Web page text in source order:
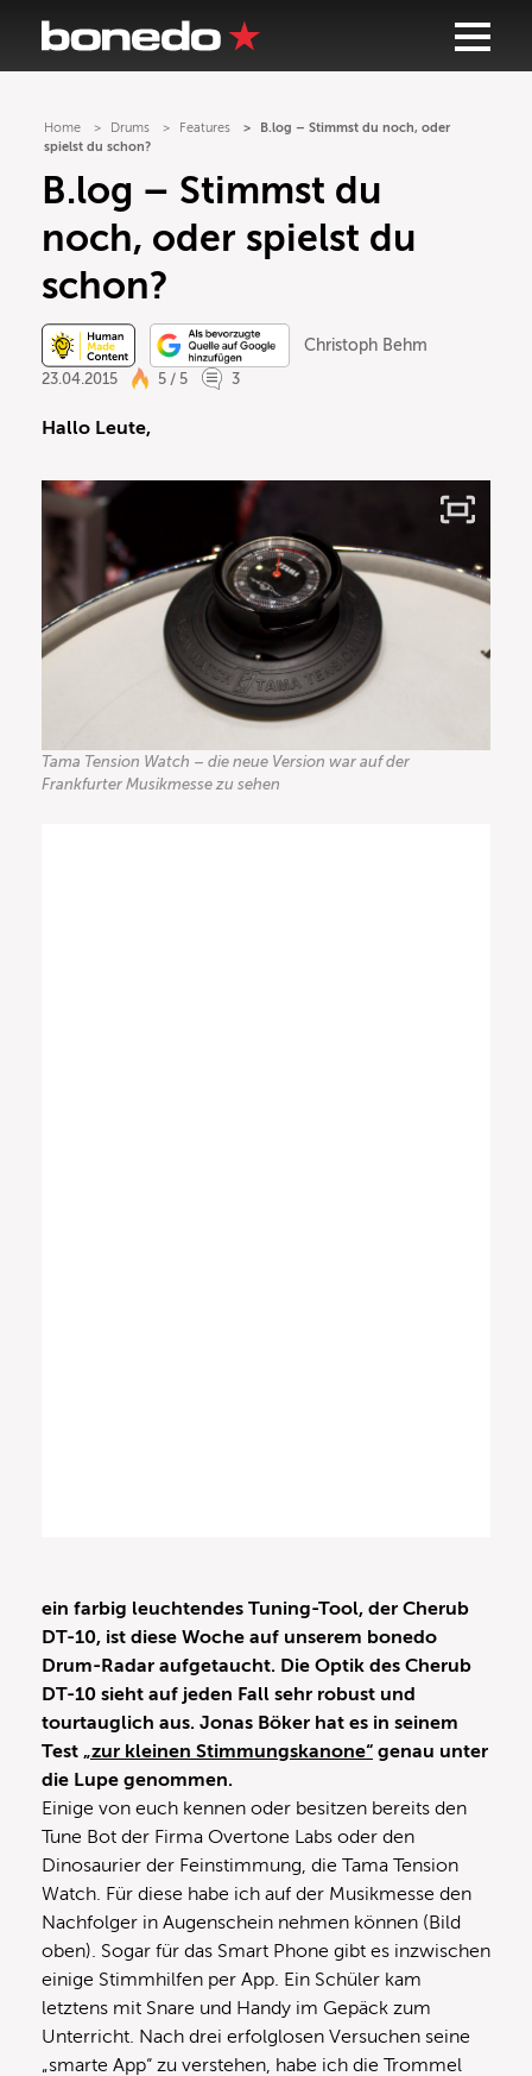
Home Drums Features
B.log – Stimmst du noch, oder
spielst du schon?
B.log – Stimmst du
noch, oder spielst du
schon?
Christoph Behm
23.04.2015
5 / 5 3
Hallo Leute,
Tama Tension Watch – die neue Version war auf der
Frankfurter Musikmesse zu sehen
ein farbig leuchtendes Tuning-Tool, der Cherub
DT-10, ist diese Woche auf unserem bonedo
Drum-Radar aufgetaucht. Die Optik des Cherub
DT-10 sieht auf jeden Fall sehr robust und
tourtauglich aus. Jonas Böker hat es in seinem
Test „zur kleinen Stimmungskanone“ genau unter
die Lupe genommen.
Einige von euch kennen oder besitzen bereits den
Tune Bot der Firma Overtone Labs oder den
Dinosaurier der Feinstimmung, die Tama Tension
Watch. Für diese habe ich auf der Musikmesse den
Nachfolger in Augenschein nehmen können (Bild
oben). Sogar für das Smart Phone gibt es inzwischen
einige Stimmhilfen per App. Ein Schüler kam
letztens mit Snare und Handy im Gepäck zum
Unterricht. Nach drei erfolglosen Versuchen seine
„smarte App“ zu verstehen, habe ich die Trommel